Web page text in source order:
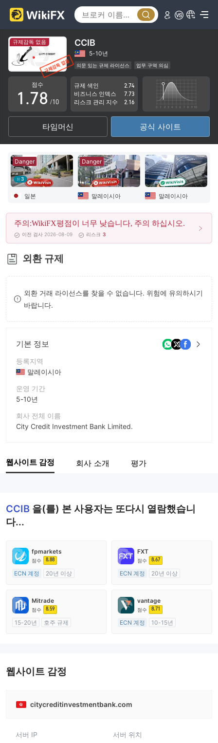
규제감독 없음 CCIB
5-10년
의문 있는 규제 라이선스
업무 구역 의심
잠재적 위험성이 높음
점수
0
1
2
3
4
5
6
7
8
9
.
3
4
5
6
7
8
9
4
5
6
7
8
9
/10
규제 색인
2.74
비즈니스 인덱스
7.73
리스크 관리 지수
2.16
타임머신 공식 사이트
3
Danger
일본
Danger
말레이시아 말레이시아
주의:WikiFX평점이 너무 낮습니다, 주의 하십시오.
이전 검사 2026-08-09 리스크 3
외환 규제
외환 거래 라이선스를 찾을 수 없습니다. 위험에 유의하시기
바랍니다.
기본 정보
등록지역
말레이시아
운영 기간
5-10년
회사 전체 이름
City Credit Investment Bank Limited.
기업 직원
웹사이트 감정 회사 소개 평가
CCIB 을(를) 본 사용자는 또다시 열람했습니
다...
fpmarkets
점수 8.88
ECN 계정
20년 이상
외환 거래 라이선스 (MM)
마스터 레이블 MT4
FXT
점수 8.67
ECN 계정
20년 이상
외환 거래 라이선스 (MM)
마스터 레이블 MT4
Mitrade
점수 8.59
15-20년
호주 규제
vantage
점수 8.71
ECN 계정
10-15년
웹사이트 감정
citycreditinvestmentbank.com
서버 IP
서버 위치